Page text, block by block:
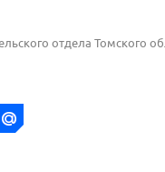
отдела Томского